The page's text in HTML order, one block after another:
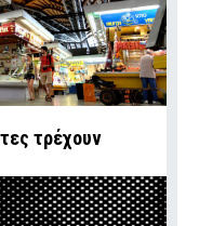
τρέχουν